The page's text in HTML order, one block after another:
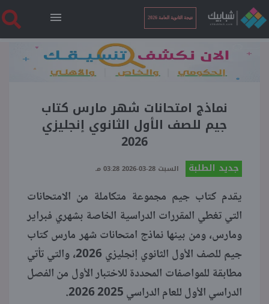
نتيجة الثانوية العامة 2026
الرئيسية
نتيجة الثانوية العامة 2026
أخبار ساخنة
بوابة الطلبة
ملفات
منوعات
نماذج امتحانات شهر مارس كتاب
جيم للصف الأول الثانوي إنجليزي
2026
جديد الطلبة السبت 28-03-2026 03:28 مـ
يقدم كتاب جيم مجموعة متكاملة من الامتحانات
التي تغطي المقررات الدراسية الخاصة بشهري فبراير
ومارس، ومن بينها نماذج امتحانات شهر مارس كتاب
جيم للصف الأول الثانوي إنجليزي 2026، والتي تأتي
مطابقة للمواصفات المحددة للاختبار الأول من الفصل
الدراسي الأول للعام الدراسي 2025 2026.